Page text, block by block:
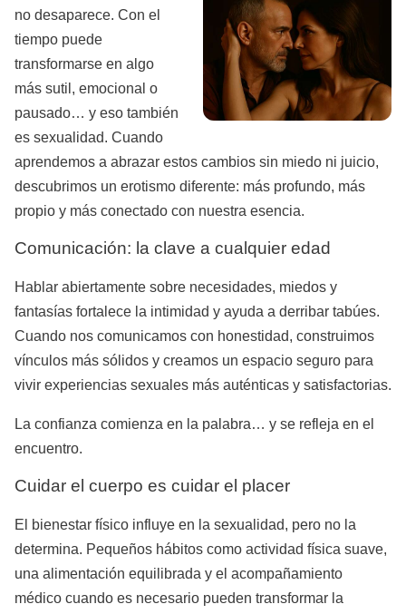
no desaparece. Con el
tiempo puede
transformarse en algo
más sutil, emocional o
pausado… y eso también
es sexualidad. Cuando
aprendemos a abrazar estos cambios sin miedo ni juicio,
descubrimos un erotismo diferente: más profundo, más
propio y más conectado con nuestra esencia.
Comunicación: la clave a cualquier edad
Hablar abiertamente sobre necesidades, miedos y
fantasías fortalece la intimidad y ayuda a derribar tabúes.
Cuando nos comunicamos con honestidad, construimos
vínculos más sólidos y creamos un espacio seguro para
vivir experiencias sexuales más auténticas y satisfactorias.
La confianza comienza en la palabra… y se refleja en el
encuentro.
Cuidar el cuerpo es cuidar el placer
El bienestar físico influye en la sexualidad, pero no la
determina. Pequeños hábitos como actividad física suave,
una alimentación equilibrada y el acompañamiento
médico cuando es necesario pueden transformar la